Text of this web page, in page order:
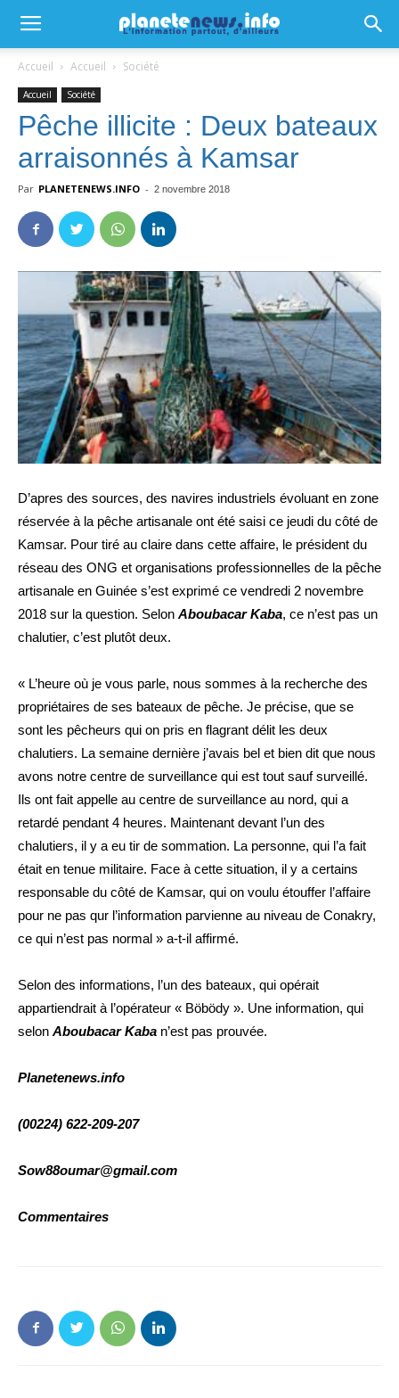
Accueil Accueil Société
Accueil Société
Pêche illicite : Deux bateaux
arraisonnés à Kamsar
Par PLANETENEWS.INFO - 2 novembre 2018
D’apres des sources, des navires industriels évoluant en zone
réservée à la pêche artisanale ont été saisi ce jeudi du côté de
Kamsar. Pour tiré au claire dans cette affaire, le président du
réseau des ONG et organisations professionnelles de la pêche
artisanale en Guinée s’est exprimé ce vendredi 2 novembre
2018 sur la question. Selon Aboubacar Kaba, ce n’est pas un
chalutier, c’est plutôt deux.
« L’heure où je vous parle, nous sommes à la recherche des
propriétaires de ses bateaux de pêche. Je précise, que se
sont les pêcheurs qui on pris en flagrant délit les deux
chalutiers. La semaine dernière j’avais bel et bien dit que nous
avons notre centre de surveillance qui est tout sauf surveillé.
Ils ont fait appelle au centre de surveillance au nord, qui a
retardé pendant 4 heures. Maintenant devant l’un des
chalutiers, il y a eu tir de sommation. La personne, qui l’a fait
était en tenue militaire. Face à cette situation, il y a certains
responsable du côté de Kamsar, qui on voulu étouffer l’affaire
pour ne pas qur l’information parvienne au niveau de Conakry,
ce qui n’est pas normal » a-t-il affirmé.
Selon des informations, l’un des bateaux, qui opérait
appartiendrait à l’opérateur « Böbödy ». Une information, qui
selon Aboubacar Kaba n’est pas prouvée.
Planetenews.info
(00224) 622-209-207
Sow88oumar@gmail.com
Commentaires